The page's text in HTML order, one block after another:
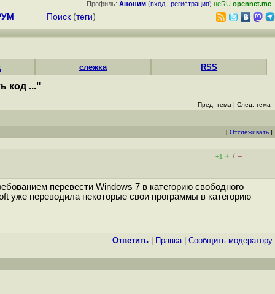
Профиль: Аноним (вход | регистрация) неRU opennet.me
Поиск (теги)
слежка RSS
код ..."
Пред. тема | След. тема
[ Отслеживать ]
+1 + / –
перевести Windows 7 в категорию свободного
уже переводила некоторые свои программы в категорию
Ответить Правка| Cообщить модератору